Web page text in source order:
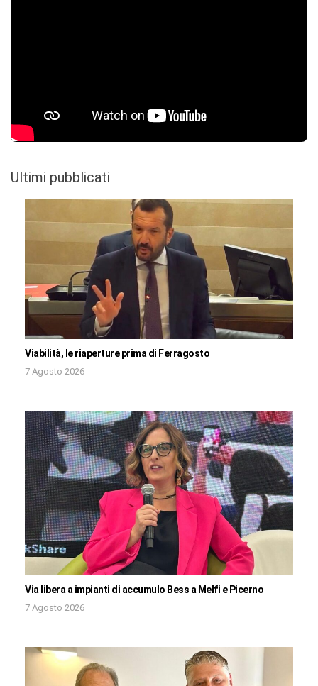
Ultimi pubblicati
Viabilità, le riaperture prima di Ferragosto
7 Agosto 2026
Via libera a impianti di accumulo Bess a Melfi e Picerno
7 Agosto 2026